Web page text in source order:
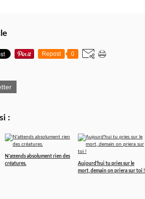
Repost 0
:
N'attends absolument rien des
créatures.
Aujourd'hui tu pries sur le
mort, demain on priera sur toi !